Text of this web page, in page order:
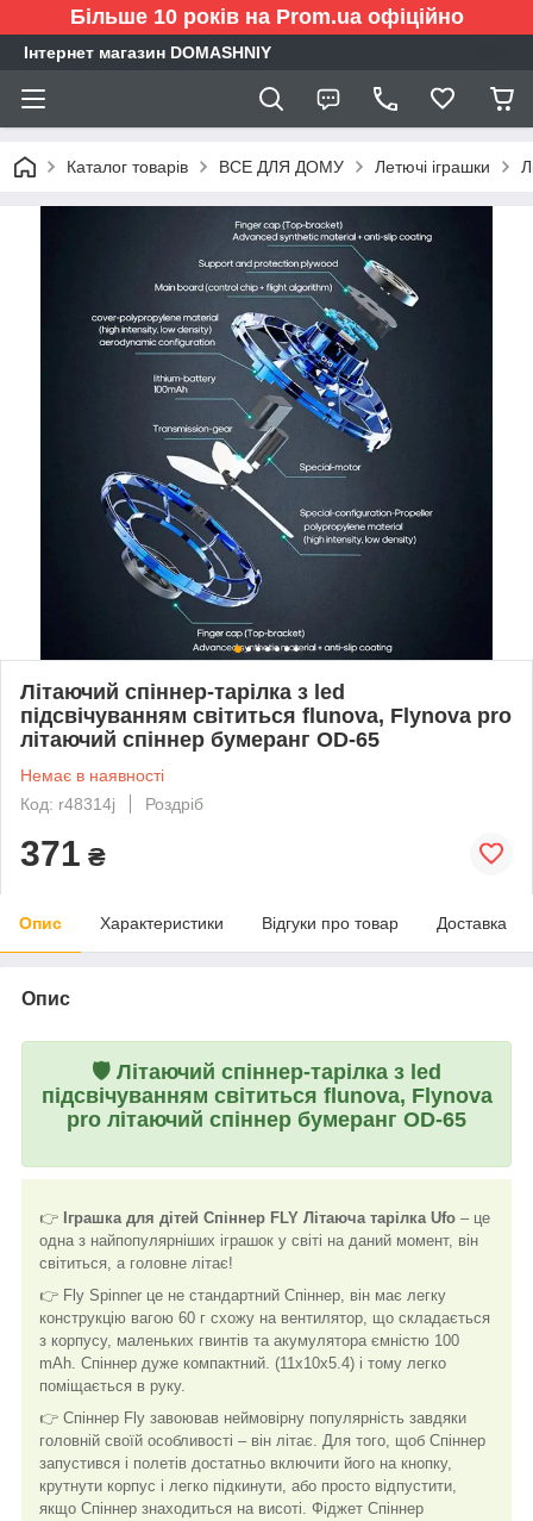
Більше 10 років на Prom.ua офіційно
Інтернет магазин DOMASHNIY
Каталог товарів ВСЕ ДЛЯ ДОМУ Летючі іграшки
Літаючий спіннер-тарілка з led
підсвічуванням світиться flunova, Flynova pro
літаючий спіннер бумеранг OD-65
Немає в наявності
Код: r48314j
Роздріб
371 ₴
Опис Характеристики Відгуки про товар Доставка
Опис
🛡️ Літаючий спіннер-тарілка з led
підсвічуванням світиться flunova, Flynova
pro літаючий спіннер бумеранг OD-65
👉 Іграшка для дітей Спіннер FLY Літаюча тарілка Ufo – це
одна з найпопулярніших іграшок у світі на даний момент, він
світиться, а головне літає!
👉 Fly Spinner це не стандартний Спіннер, він має легку
конструкцію вагою 60 г схожу на вентилятор, що складається
з корпусу, маленьких гвинтів та акумулятора ємністю 100
mAh. Спіннер дуже компактний. (11x10x5.4) і тому легко
поміщається в руку.
👉 Спіннер Fly завоював неймовірну популярність завдяки
головній своїй особливості – він літає. Для того, щоб Спіннер
запустився і полетів достатньо включити його на кнопку,
крутнути корпус і легко підкинути, або просто відпустити,
якщо Спіннер знаходиться на висоті. Фіджет Спіннер